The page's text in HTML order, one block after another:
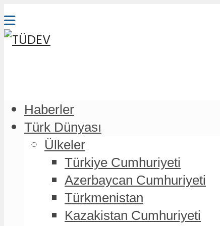
Haberler
Türk Dünyası
Ülkeler
Türkiye Cumhuriyeti
Azerbaycan Cumhuriyeti
Türkmenistan
Kazakistan Cumhuriyeti